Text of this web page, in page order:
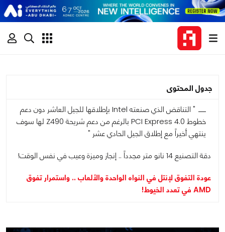
جدول المحتوى
" التناقض الذي صنعته Intel بإطلاقها للجيل العاشر دون دعم
خطوط PCI Express 4.0 بالرغم من دعم شريحة Z490 لها سوف
ينتهي أخيراً مع إطلاق الجيل الحادي عشر "
دقة التصنيع 14 نانو متر مجدداً .. إنجاز وميزة وعيب في نفس الوقت!
عودة التفوق لإنتل في النواه الواحدة والألعاب .. واستمرار تفوق
AMD في تعدد الخيوط!